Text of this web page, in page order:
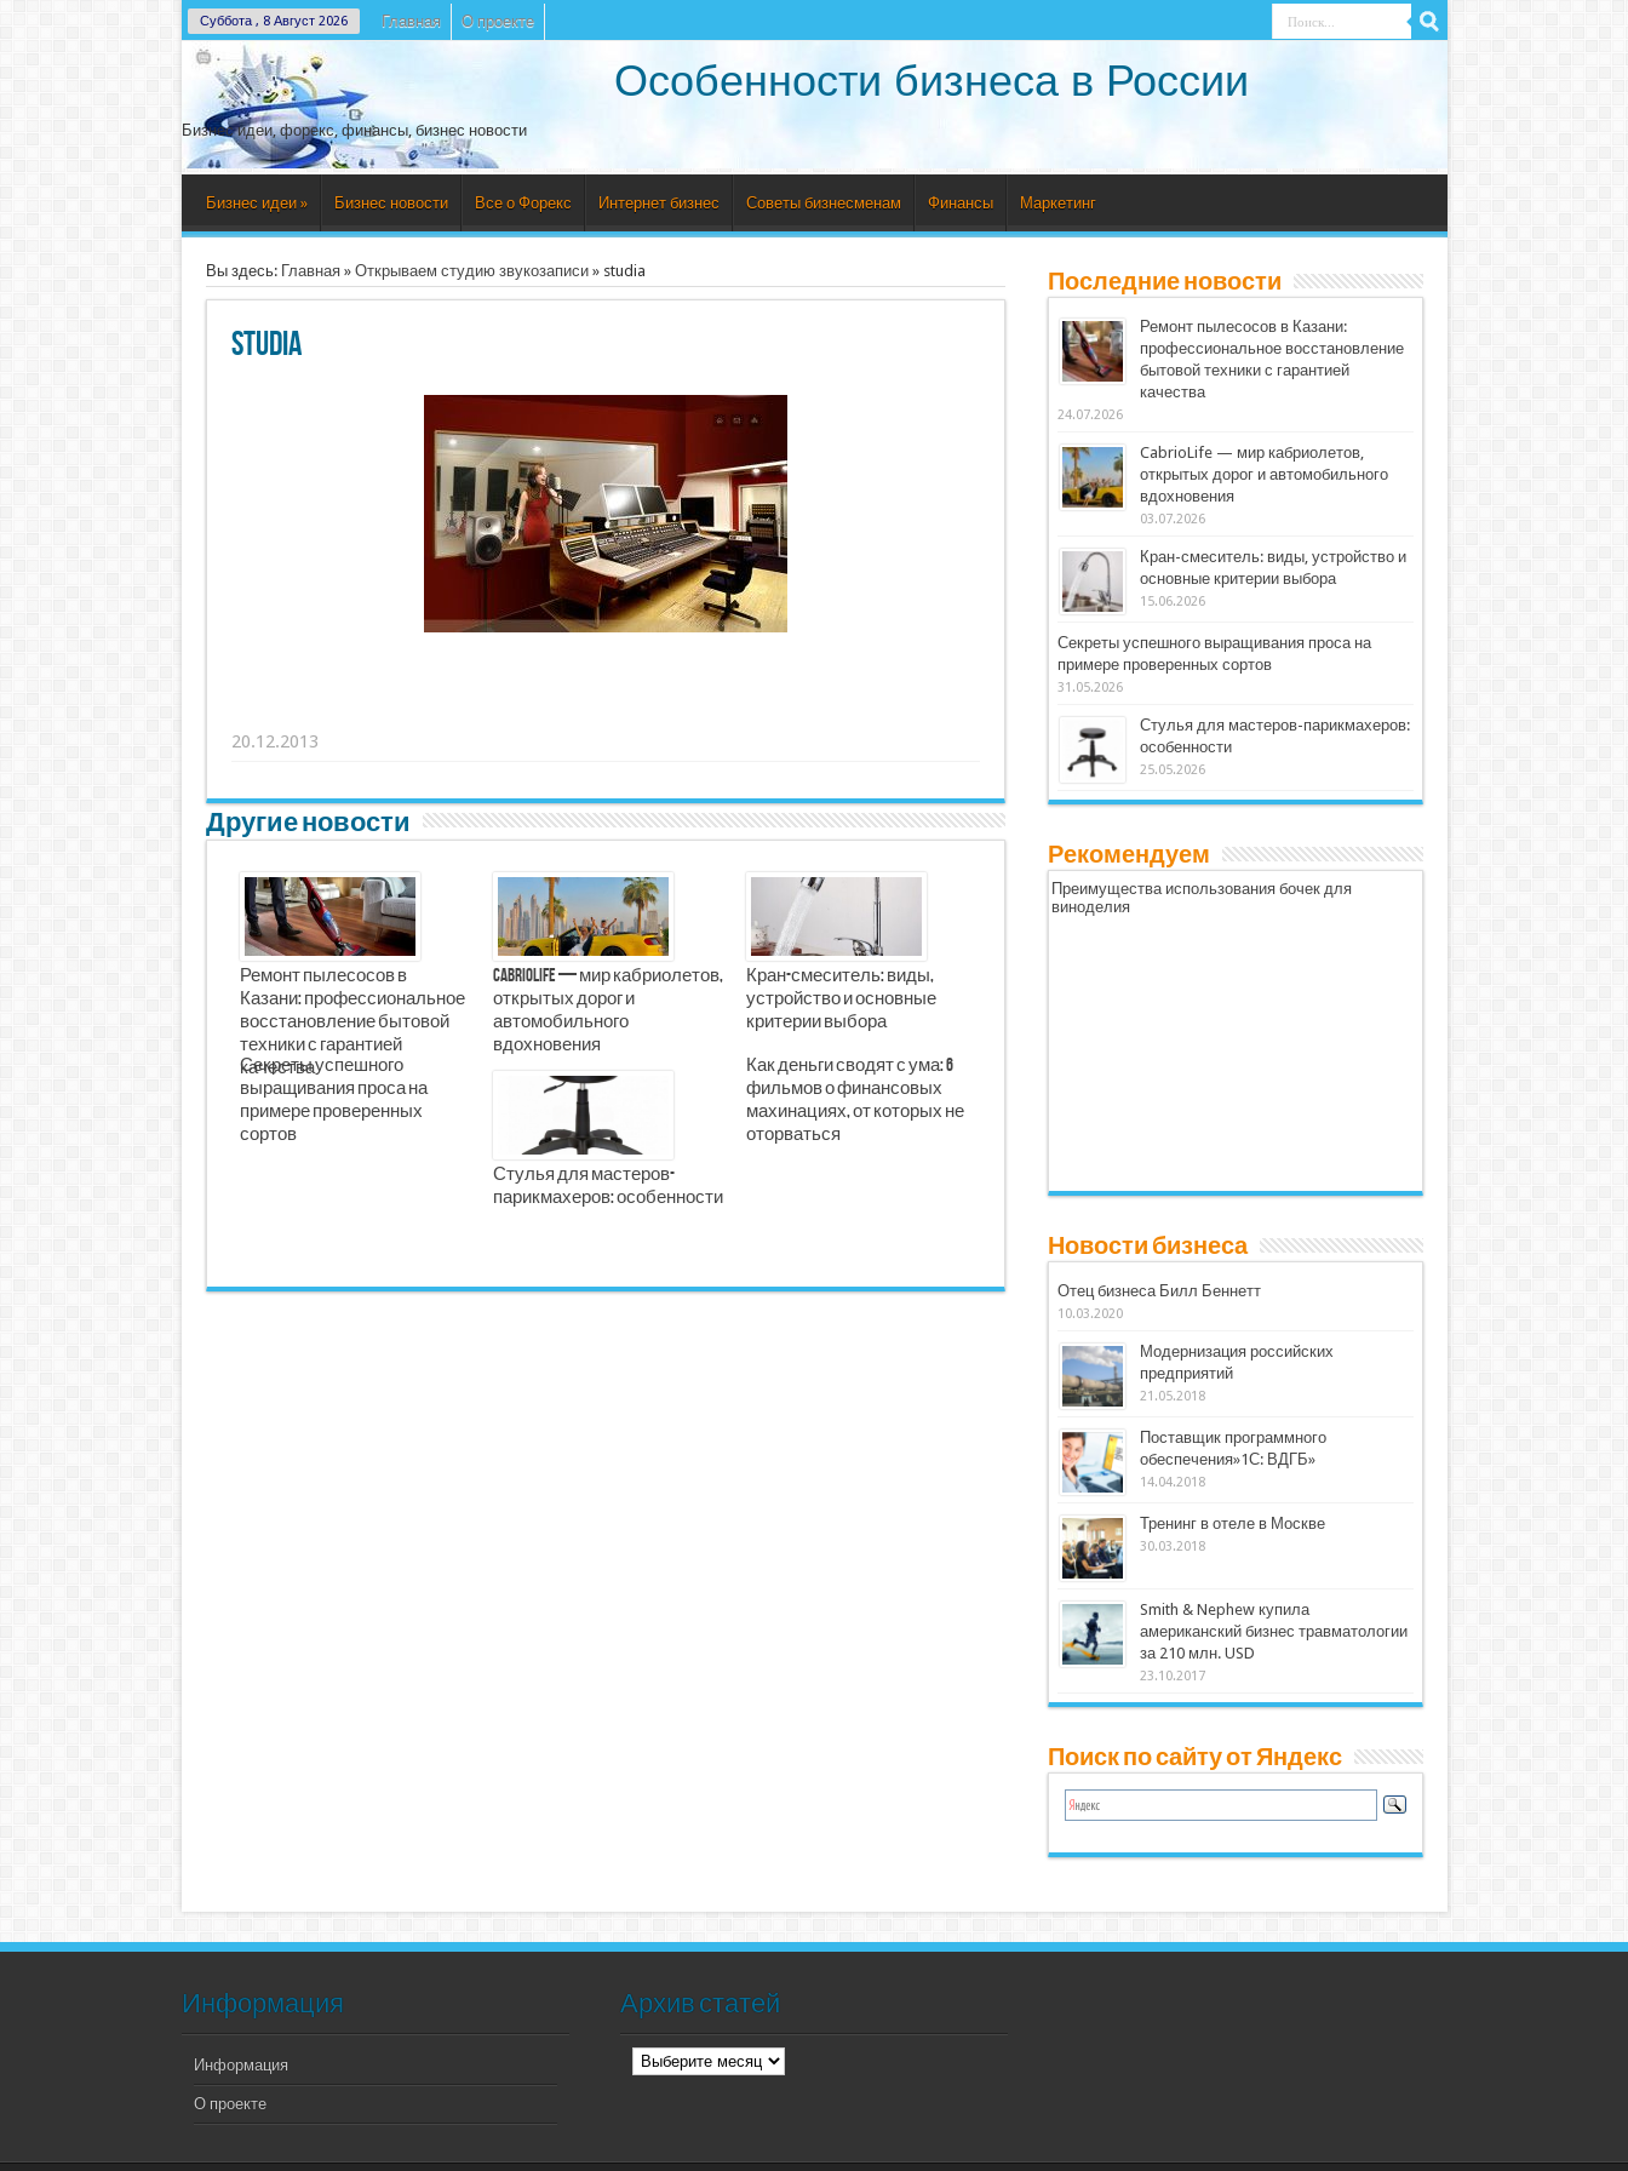
Суббота , 8 Август 2026 Главная О проекте
Особенности бизнеса в России
Бизнес идеи, форекс, финансы, бизнес новости
Бизнес идеи » Бизнес новости Все о Форекс Интернет бизнес Советы бизнесменам Финансы Маркетинг
Вы здесь: Главная» Открываем студию звукозаписи» studia
studia
20.12.2013
Другие новости
Ремонт пылесосов в
Казани: профессиональное
восстановление бытовой
техники с гарантией
качества
CabrioLife — мир кабриолетов,
открытых дорог и
автомобильного
вдохновения
Кран-смеситель: виды,
устройство и основные
критерии выбора
Секреты успешного
выращивания проса на
примере проверенных
сортов
Стулья для мастеров-
парикмахеров: особенности
Как деньги сводят с ума: 6
фильмов о финансовых
махинациях, от которых не
оторваться
Последние новости
Ремонт пылесосов в Казани:
профессиональное восстановление
бытовой техники с гарантией
качества
24.07.2026
CabrioLife — мир кабриолетов,
открытых дорог и автомобильного
вдохновения
03.07.2026
Кран-смеситель: виды, устройство и
основные критерии выбора
15.06.2026
Секреты успешного выращивания проса на
примере проверенных сортов
31.05.2026
Стулья для мастеров-парикмахеров:
особенности
25.05.2026
Рекомендуем
Преимущества использования бочек для
виноделия
Новости бизнеса
Отец бизнеса Билл Беннетт
10.03.2020
Модернизация российских
предприятий
21.05.2018
Поставщик программного
обеспечения»1С: ВДГБ»
14.04.2018
Тренинг в отеле в Москве
30.03.2018
Smith & Nephew купила
американский бизнес травматологии
за 210 млн. USD
23.10.2017
Поиск по сайту от Яндекс
Информация
Информация
О проекте
Архив статей
Архив
статей